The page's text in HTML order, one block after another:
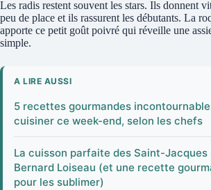
Les radis restent souvent les stars. Ils donnent
peu de place et ils rassurent les débutants. La
apporte ce petit goût poivré qui réveille une
simple.
A LIRE AUSSI
5 recettes gourmandes
cuisiner ce week-end, selon les chefs
La cuisson parfaite des Saint-Jacques
Bernard Loiseau (et une recette
pour les sublimer)